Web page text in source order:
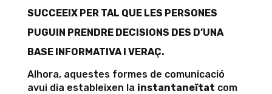
SUCCEEIX PER TAL QUE LES PERSONES
PUGUIN PRENDRE DECISIONS DES D’UNA
BASE INFORMATIVA I VERAÇ.
Alhora, aquestes formes de comunicació
avui dia estableixen la instantaneïtat com